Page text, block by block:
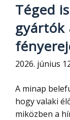
Téged
gyártók
2026. június
A minap
hogy valaki
miközben a